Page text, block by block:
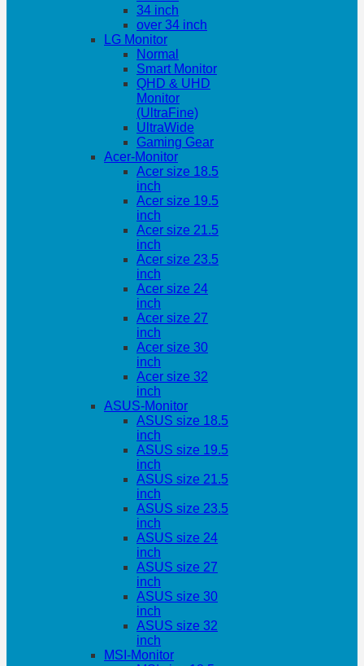
34 inch
over 34 inch
LG Monitor
Normal
Smart Monitor
QHD & UHD
Monitor
(UltraFine)
UltraWide
Gaming Gear
Acer-Monitor
Acer size 18.5
inch
Acer size 19.5
inch
Acer size 21.5
inch
Acer size 23.5
inch
Acer size 24
inch
Acer size 27
inch
Acer size 30
inch
Acer size 32
inch
ASUS-Monitor
ASUS size 18.5
inch
ASUS size 19.5
inch
ASUS size 21.5
inch
ASUS size 23.5
inch
ASUS size 24
inch
ASUS size 27
inch
ASUS size 30
inch
ASUS size 32
inch
MSI-Monitor